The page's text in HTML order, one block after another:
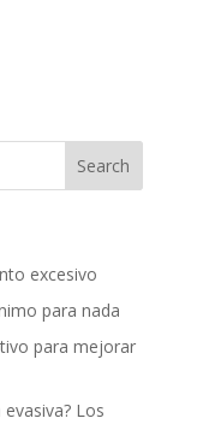
excesivo
para nada
para mejorar
Los